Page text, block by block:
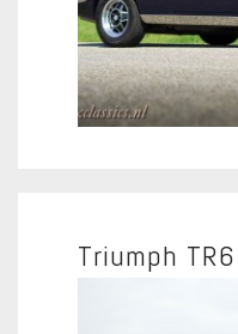
Triumph